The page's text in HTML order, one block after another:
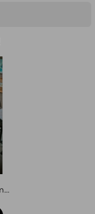
Suomi: ylipitkä oppimäärä